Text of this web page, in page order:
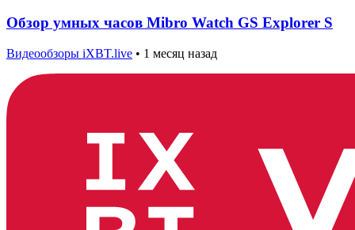
Обзор умных часов Mibro Watch GS Explorer S
Видеообзоры iXBT.live • 1 месяц назад